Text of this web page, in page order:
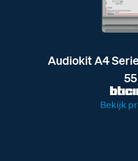
Audiokit A4
55
Bekijk